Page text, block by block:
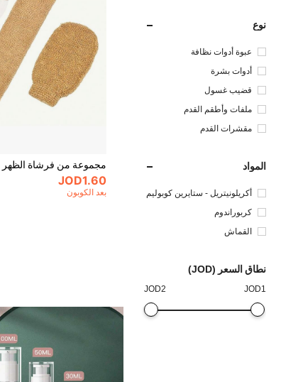
نوع
عبوة أدوات نظافة
أدوات بشرة
قضيب غسول
ملفات وأطقم القدم
مقشرات القدم
المواد
أكريلونيتريل - ستايرين كوبوليم
كربوراندوم
القماش
نطاق السعر (JOD)
JOD2 JOD1
JOD1.60
بعد الكوبون